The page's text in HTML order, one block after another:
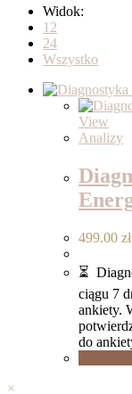
Widok:
12
24
Wszystko
View
Analizy
499.00 zł
⏳
ciągu 7
ankiety.
do
×